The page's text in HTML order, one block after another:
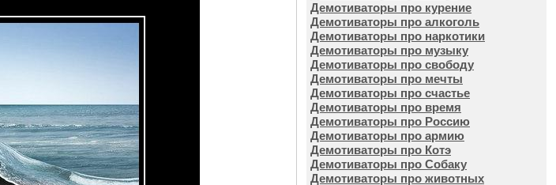
Демотиваторы про курение
Демотиваторы про алкоголь
Демотиваторы про наркотики
Демотиваторы про музыку
Демотиваторы про свободу
Демотиваторы про мечты
Демотиваторы про счастье
Демотиваторы про время
Демотиваторы про Россию
Демотиваторы про армию
Демотиваторы про Котэ
Демотиваторы про Собаку
Демотиваторы про животных